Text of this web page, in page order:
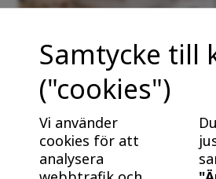
HemmaBäst!
Ibland behöver man lite
hitta hela vägen fram. Här har vi
hemma hos-reportage från
Samtycke till
("cookies")
Vi använder
cookies för att
analysera